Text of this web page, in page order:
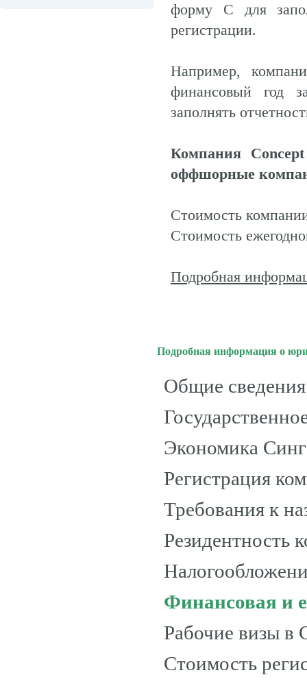
форму С для
регистрации.
Например,
финансовый год
заполнять
Компания
оффшорные
Стоимость
Стоимость
Подробная
Подробная информация о
Общие
Экономика
Регистрация
Требования к
Резидентность
Финансовая и
Рабочие визы в
Стоимость